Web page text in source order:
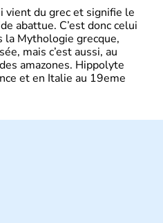
vient du grec et signifie le
abattue. C’est donc celui
la Mythologie grecque,
mais c’est aussi, au
amazones. Hippolyte
et en Italie au 19eme